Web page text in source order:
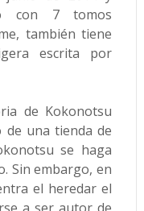
con 7 tomos
también tiene
escrita por
de Kokonotsu
de una tienda de
se haga
Sin embargo, en
el heredar el